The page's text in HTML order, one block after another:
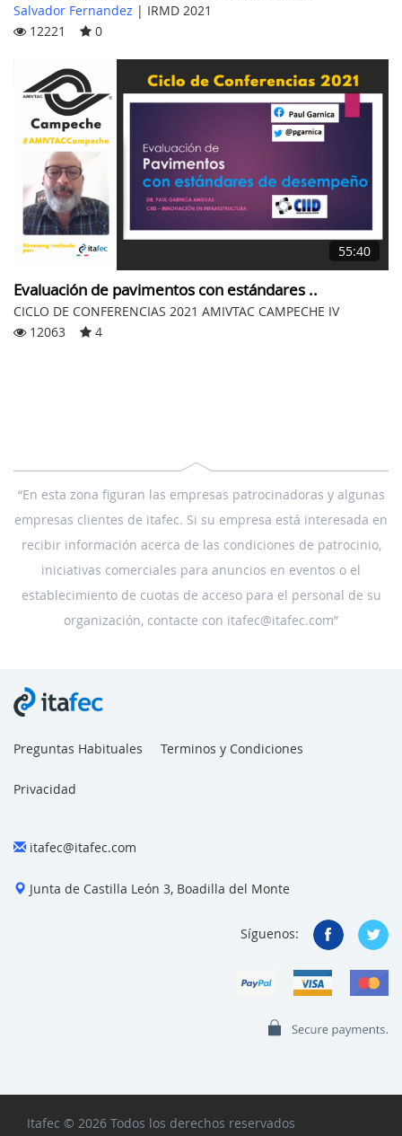
Salvador Fernandez | IRMD 2021
12221
0
55:40
Evaluación de pavimentos con estándares ..
CICLO DE CONFERENCIAS 2021 AMIVTAC CAMPECHE IV
12063
4
“En esta zona figuran las empresas patrocinadoras y algunas
empresas clientes de itafec. Si su empresa está interesada en
recibir información acerca de las condiciones de patrocinio,
iniciativas comerciales para anuncios en eventos o el
establecimiento de cuotas de acceso para el personal de su
organización, contacte con itafec@itafec.com”
Preguntas Habituales Terminos y Condiciones
Privacidad
itafec@itafec.com
Junta de Castilla León 3, Boadilla del Monte
Síguenos:
Itafec © 2026 Todos los derechos reservados